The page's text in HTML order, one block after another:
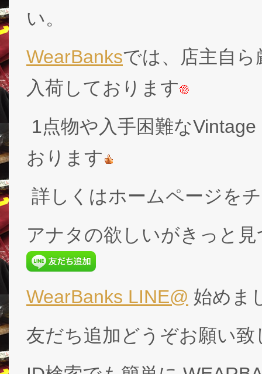
い。
WearBanksでは、店主自
入荷しております
1点物や入手困難な
おります
詳しくはホームページを
アナタの欲しいがきっと
WearBanks LINE@ 始めま
友だち追加どうぞお願い致